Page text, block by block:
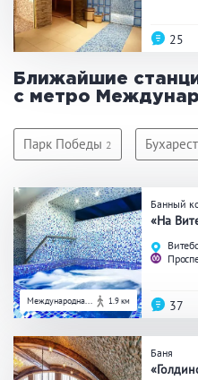
Вместимость
до 10 человек
от 20 человек
Массаж
Кедровая бочка
СПА
Гидромассаж
Общие
25
Ближайшие
с метро
Парк Победы 2
Международна... 1.9 км
Банный
«На
37
Баня